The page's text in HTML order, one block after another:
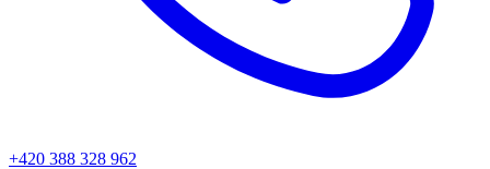
+420 388 328 962